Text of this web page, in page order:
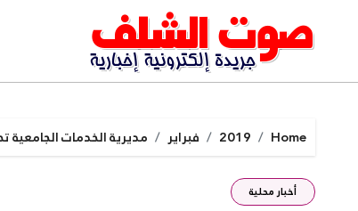
content
Home
2019 فبراير مديرية الخدمات الجامعية
أخبار محلية